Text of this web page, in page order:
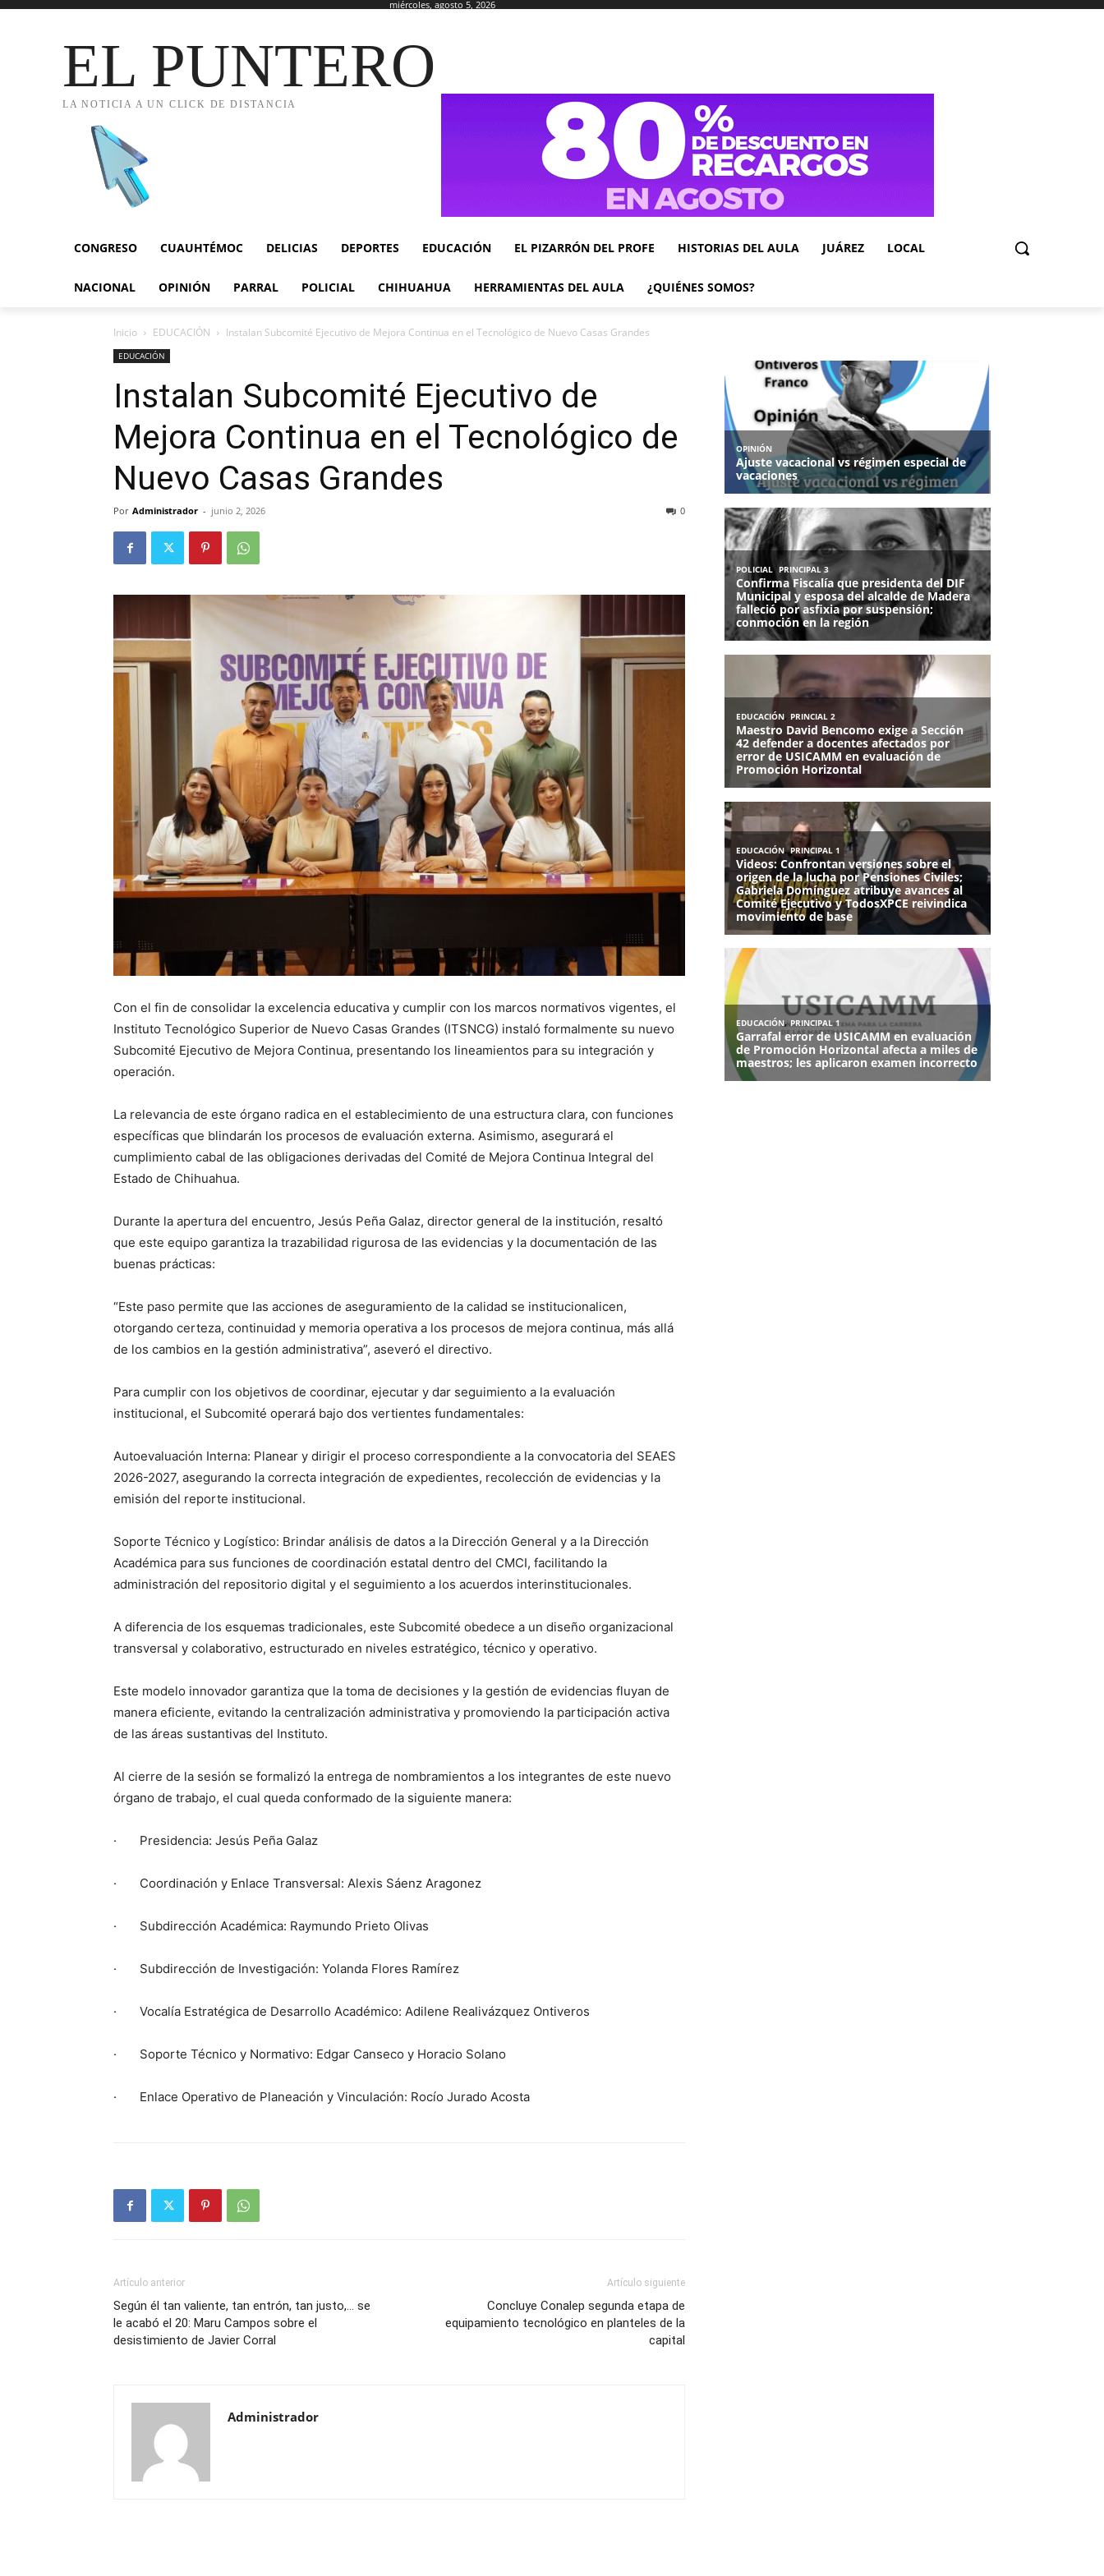
miércoles, agosto 5, 2026
EL PUNTERO
LA NOTICIA A UN CLICK DE DISTANCIA
CONGRESO CUAUHTÉMOC DELICIAS DEPORTES EDUCACIÓN EL PIZARRÓN DEL PROFE HISTORIAS DEL AULA JUÁREZ LOCAL
NACIONAL OPINIÓN PARRAL POLICIAL CHIHUAHUA HERRAMIENTAS DEL AULA ¿QUIÉNES SOMOS?
Inicio EDUCACIÓN Instalan Subcomité Ejecutivo de Mejora Continua en el Tecnológico de Nuevo Casas Grandes
EDUCACIÓN
Instalan Subcomité Ejecutivo de
Mejora Continua en el Tecnológico de
Nuevo Casas Grandes
Por Administrador - junio 2, 2026 0
Con el fin de consolidar la excelencia educativa y cumplir con los marcos normativos vigentes, el
Instituto Tecnológico Superior de Nuevo Casas Grandes (ITSNCG) instaló formalmente su nuevo
Subcomité Ejecutivo de Mejora Continua, presentando los lineamientos para su integración y
operación.
La relevancia de este órgano radica en el establecimiento de una estructura clara, con funciones
específicas que blindarán los procesos de evaluación externa. Asimismo, asegurará el
cumplimiento cabal de las obligaciones derivadas del Comité de Mejora Continua Integral del
Estado de Chihuahua.
Durante la apertura del encuentro, Jesús Peña Galaz, director general de la institución, resaltó
que este equipo garantiza la trazabilidad rigurosa de las evidencias y la documentación de las
buenas prácticas:
“Este paso permite que las acciones de aseguramiento de la calidad se institucionalicen,
otorgando certeza, continuidad y memoria operativa a los procesos de mejora continua, más allá
de los cambios en la gestión administrativa”, aseveró el directivo.
Para cumplir con los objetivos de coordinar, ejecutar y dar seguimiento a la evaluación
institucional, el Subcomité operará bajo dos vertientes fundamentales:
Autoevaluación Interna: Planear y dirigir el proceso correspondiente a la convocatoria del SEAES
2026-2027, asegurando la correcta integración de expedientes, recolección de evidencias y la
emisión del reporte institucional.
Soporte Técnico y Logístico: Brindar análisis de datos a la Dirección General y a la Dirección
Académica para sus funciones de coordinación estatal dentro del CMCI, facilitando la
administración del repositorio digital y el seguimiento a los acuerdos interinstitucionales.
A diferencia de los esquemas tradicionales, este Subcomité obedece a un diseño organizacional
transversal y colaborativo, estructurado en niveles estratégico, técnico y operativo.
Este modelo innovador garantiza que la toma de decisiones y la gestión de evidencias fluyan de
manera eficiente, evitando la centralización administrativa y promoviendo la participación activa
de las áreas sustantivas del Instituto.
Al cierre de la sesión se formalizó la entrega de nombramientos a los integrantes de este nuevo
órgano de trabajo, el cual queda conformado de la siguiente manera:
· Presidencia: Jesús Peña Galaz
· Coordinación y Enlace Transversal: Alexis Sáenz Aragonez
· Subdirección Académica: Raymundo Prieto Olivas
· Subdirección de Investigación: Yolanda Flores Ramírez
· Vocalía Estratégica de Desarrollo Académico: Adilene Realivázquez Ontiveros
· Soporte Técnico y Normativo: Edgar Canseco y Horacio Solano
· Enlace Operativo de Planeación y Vinculación: Rocío Jurado Acosta
Artículo anterior
Según él tan valiente, tan entrón, tan justo,… se
le acabó el 20: Maru Campos sobre el
desistimiento de Javier Corral
Artículo siguiente
Concluye Conalep segunda etapa de
equipamiento tecnológico en planteles de la
capital
Administrador